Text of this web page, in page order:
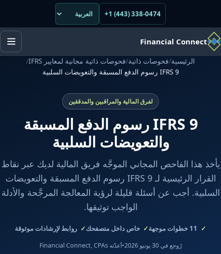
+1 (443) 338-0474
Financial Connect
الرئيسية/فحوصات ذاتية/فحوصات ذاتية مجانية لمعايير IFRS
/
IFRS 9 رسوم الدفع المسبقة والتعويضات السلبية
لفرق المالية والمراقبين والمدققين
IFRS 9 رسوم الدفع المسبقة
والتعويضات السلبية
يأخذ هذا الفاحص المجاني الموجَّه فريق المالية لديك عبر نقاط
القرار الرئيسية لـ IFRS 9 رسوم الدفع المسبقة والتعويضات
السلبية. أجب عن أسئلة قليلة لرؤية المعالجة المرجَّحة والأدلة
الواجب توثيقها.
11 خطوات موجهة خاص داخل متصفحك روابط لإرشادات موثوقة
رُوجع في 30 يونيو 2026 •أعدّته Financial Connect, CPAs